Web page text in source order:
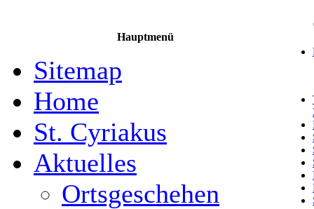
Hauptmenü
Sitemap
Home
St. Cyriakus
Aktuelles
Ortsgeschehen